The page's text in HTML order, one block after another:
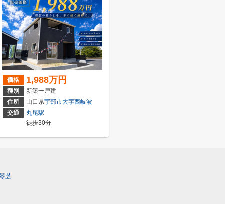
価格 1,988万円
種別
新築一戸建
住所
山口県宇部市大字西岐波
交通
丸尾駅
徒歩30分
芝